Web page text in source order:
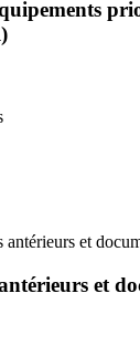
antérieurs et
et